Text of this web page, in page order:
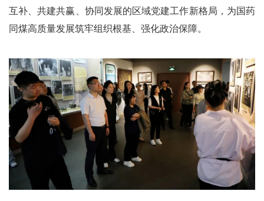
互补、共建共赢、协同发展的区域党建工作新格局，为国药
同煤高质量发展筑牢组织根基、强化政治保障。